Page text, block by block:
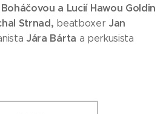
a Lucií Hawou Goldin
Strnad, beatboxerJan
Jára Bárta a perkusista